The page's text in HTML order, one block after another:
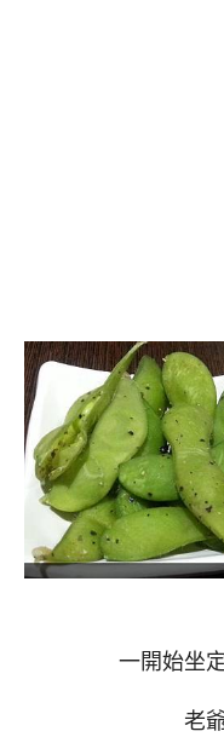
一開始坐
老